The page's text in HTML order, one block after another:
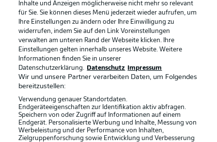
Broadcaster Kontakt
Jobs Impressum
Partner Spieler
Liveticker
Inhalte und Anzeigen möglicherweise nicht mehr so relevant
für Sie. Sie können dieses Menü jederzeit wieder aufrufen, um
Ihre Einstellungen zu ändern oder Ihre Einwilligung zu
widerrufen, indem Sie auf den Link Voreinstellungen
verwalten am unteren Rand der Webseite klicken. Ihre
Einstellungen gelten innerhalb unseres Website. Weitere
Informationen finden Sie in unserer
Datenschutzerklärung.
Datenschutz Impressum
Wir und unsere Partner verarbeiten Daten, um Folgendes
bereitzustellen:
Verwendung genauer Standortdaten.
Endgeräteeigenschaften zur Identifikation aktiv abfragen.
Speichern von oder Zugriff auf Informationen auf einem
Endgerät. Personalisierte Werbung und Inhalte, Messung von
Werbeleistung und der Performance von Inhalten,
Zielgruppenforschung sowie Entwicklung und Verbesserung